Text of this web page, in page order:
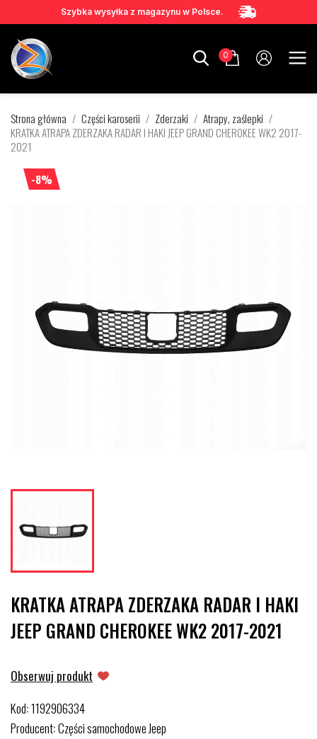
Szybka wysyłka z magazynu w Polsce.
0
Strona główna Części karoserii Zderzaki
Atrapy, zaślepki
KRATKA ATRAPA ZDERZAKA RADAR I HAKI JEEP GRAND CHEROKEE WK2 2017-
2021
-8%
KRATKA ATRAPA ZDERZAKA RADAR I HAKI
JEEP GRAND CHEROKEE WK2 2017-2021
Obserwuj produkt
Kod:1192906334
Producent:Części samochodowe Jeep